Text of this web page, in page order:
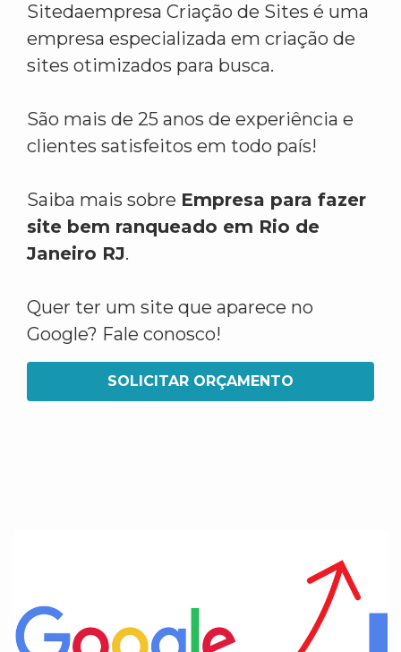
Sitedaempresa Criação de Sites é uma
empresa especializada em criação de
sites otimizados para busca.
São mais de 25 anos de experiência e
clientes satisfeitos em todo país!
Saiba mais sobre Empresa para fazer
site bem ranqueado em Rio de
Janeiro RJ.
Quer ter um site que aparece no
Google? Fale conosco!
SOLICITAR ORÇAMENTO